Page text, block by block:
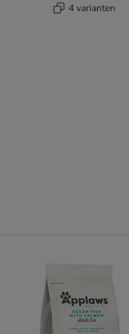
4 varianten